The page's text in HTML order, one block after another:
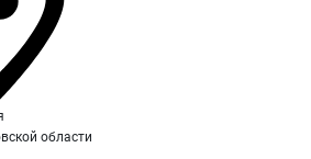
области